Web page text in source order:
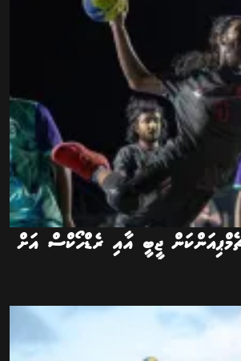
ޖީބީ އާއި ރެޑްހޯކްސް އަށް